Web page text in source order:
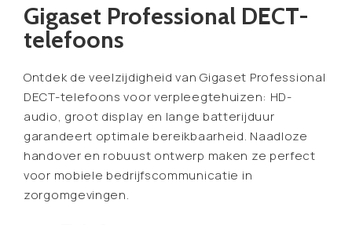
Gigaset Professional DECT-
telefoons
Ontdek de veelzijdigheid van Gigaset Professional
DECT-telefoons voor verpleegtehuizen: HD-
audio, groot display en lange batterijduur
garandeert optimale bereikbaarheid. Naadloze
handover en robuust ontwerp maken ze perfect
voor mobiele bedrijfscommunicatie in
zorgomgevingen.